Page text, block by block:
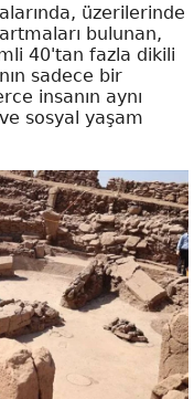
üzerilerinde
bulunan,
40'tan fazla dikili
sadece bir
insanın aynı
sosyal yaşam